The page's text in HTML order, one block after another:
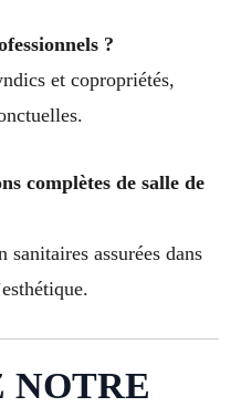
?
et copropriétés,
complètes de salle de
assurées dans
NOTRE